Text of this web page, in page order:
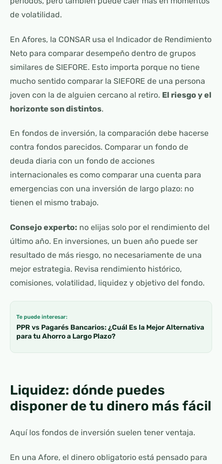
de volatilidad.
En Afores, la CONSAR usa el Indicador de Rendimiento
Neto para comparar desempeño dentro de grupos
similares de SIEFORE. Esto importa porque no tiene
mucho sentido comparar la SIEFORE de una persona
joven con la de alguien cercano al retiro. El riesgo y el
horizonte son distintos.
En fondos de inversión, la comparación debe hacerse
contra fondos parecidos. Comparar un fondo de
deuda diaria con un fondo de acciones
internacionales es como comparar una cuenta para
emergencias con una inversión de largo plazo: no
tienen el mismo trabajo.
Consejo experto: no elijas solo por el rendimiento del
último año. En inversiones, un buen año puede ser
resultado de más riesgo, no necesariamente de una
mejor estrategia. Revisa rendimiento histórico,
comisiones, volatilidad, liquidez y objetivo del fondo.
Te puede interesar:
PPR vs Pagarés Bancarios: ¿Cuál Es la Mejor Alternativa
para tu Ahorro a Largo Plazo?
Liquidez: dónde puedes
disponer de tu dinero más fácil
Aquí los fondos de inversión suelen tener ventaja.
En una Afore, el dinero obligatorio está pensado para